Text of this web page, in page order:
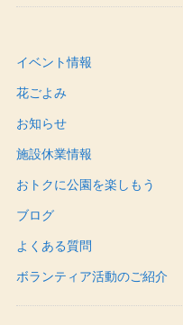
イベント情報
花ごよみ
お知らせ
施設休業情報
おトクに公園を楽しもう
ブログ
よくある質問
ボランティア活動のご紹介